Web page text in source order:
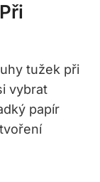
tužek při
vybrat
papír